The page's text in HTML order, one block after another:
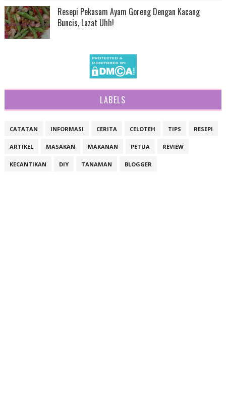
Resepi Pekasam Ayam Goreng Dengan Kacang
Buncis, Lazat Uhh!
LABELS
CATATAN INFORMASI CERITA CELOTEH TIPS RESEPI
ARTIKEL MASAKAN MAKANAN PETUA REVIEW
KECANTIKAN DIY TANAMAN BLOGGER